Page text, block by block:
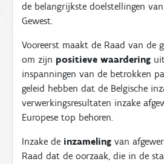
de belangrijkste doelstellingen
Gewest.
Vooreerst maakt de Raad van de
om zijn positieve waardering
inspanningen van de betrokken
geleid hebben dat de Belgische
verwerkingsresultaten inzake
Europese top behoren.
Inzake de inzameling van
Raad dat de oorzaak, die in de